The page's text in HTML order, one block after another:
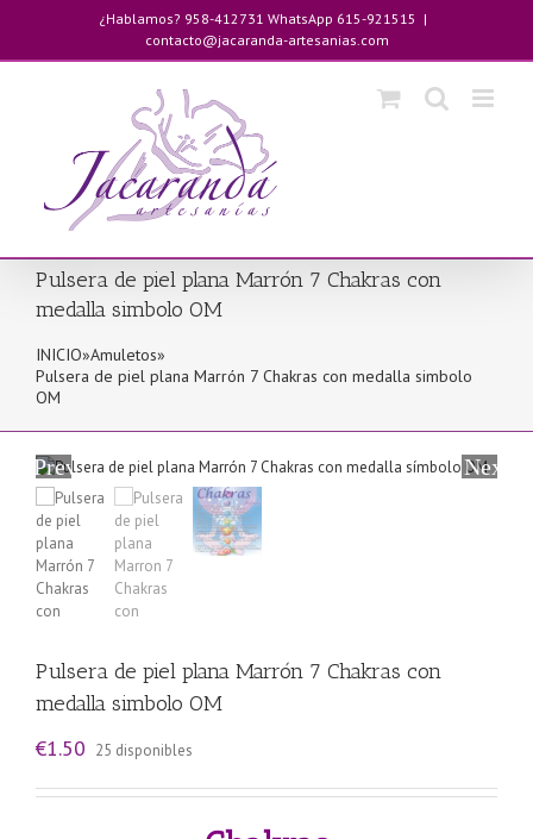
contenido
¿Hablamos? 958-412731 WhatsApp 615-921515 |
contacto@jacaranda-artesanias.com
Pulsera de piel plana Marrón 7 Chakras con
medalla simbolo OM
INICIO»Amuletos»
Pulsera de piel plana Marrón 7 Chakras con medalla simbolo
OM
Previous Next
Pulsera de piel plana Marrón 7 Chakras con
medalla simbolo OM
€1.50 25 disponibles